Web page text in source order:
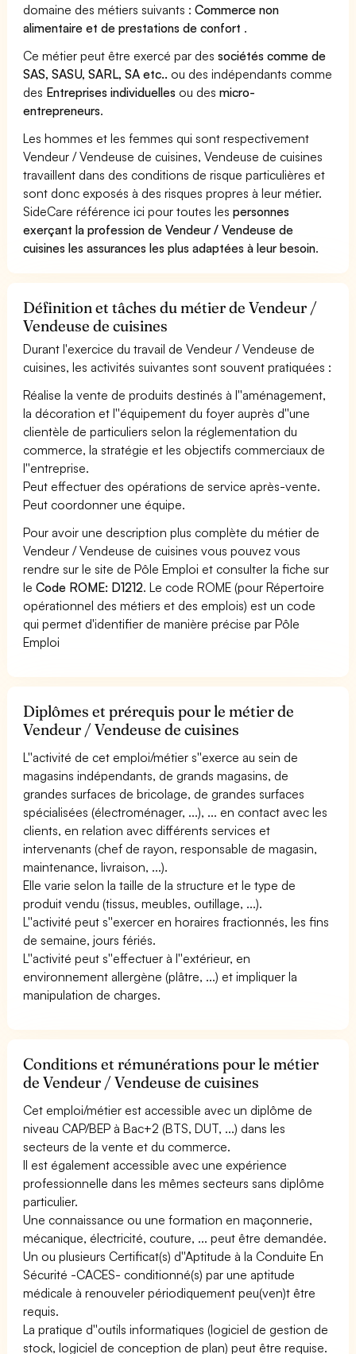
domaine des métiers suivants :Commerce non
alimentaire et de prestations de confort .
Ce métier peut être exercé par dessociétés comme de
SAS, SASU, SARL, SA etc.. ou des indépendants comme
des Entreprises individuelles ou desmicro-
entrepreneurs.
Les hommes et les femmes qui sont respectivement
Vendeur / Vendeuse de cuisines, Vendeuse de cuisines
travaillent dans des conditions de risque particulières et
sont donc exposés à des risques propres à leur métier.
SideCare référence ici pour toutes lespersonnes
exerçant la profession de Vendeur / Vendeuse de
cuisines les assurances les plus adaptées à leur besoin.
Définition et tâches du métier de Vendeur /
Vendeuse de cuisines
Durant l'exercice du travail de Vendeur / Vendeuse de
cuisines, les activités suivantes sont souvent pratiquées :
Réalise la vente de produits destinés à l''aménagement,
la décoration et l''équipement du foyer auprès d''une
clientèle de particuliers selon la réglementation du
commerce, la stratégie et les objectifs commerciaux de
l''entreprise.
Peut effectuer des opérations de service après-vente.
Peut coordonner une équipe.
Pour avoir une description plus complète du métier de
Vendeur / Vendeuse de cuisines vous pouvez vous
rendre sur le site de Pôle Emploi et consulter la fiche sur
leCode ROME: D1212. Le code ROME (pour Répertoire
opérationnel des métiers et des emplois) est un code
qui permet d'identifier de manière précise par Pôle
Emploi
Diplômes et prérequis pour le métier de
Vendeur / Vendeuse de cuisines
L''activité de cet emploi/métier s''exerce au sein de
magasins indépendants, de grands magasins, de
grandes surfaces de bricolage, de grandes surfaces
spécialisées (électroménager, ...), ... en contact avec les
clients, en relation avec différents services et
intervenants (chef de rayon, responsable de magasin,
maintenance, livraison, ...).
Elle varie selon la taille de la structure et le type de
produit vendu (tissus, meubles, outillage, ...).
L''activité peut s''exercer en horaires fractionnés, les fins
de semaine, jours fériés.
L''activité peut s''effectuer à l''extérieur, en
environnement allergène (plâtre, ...) et impliquer la
manipulation de charges.
Conditions et rémunérations pour le métier
de Vendeur / Vendeuse de cuisines
Cet emploi/métier est accessible avec un diplôme de
niveau CAP/BEP à Bac+2 (BTS, DUT, ...) dans les
secteurs de la vente et du commerce.
Il est également accessible avec une expérience
professionnelle dans les mêmes secteurs sans diplôme
particulier.
Une connaissance ou une formation en maçonnerie,
mécanique, électricité, couture, ... peut être demandée.
Un ou plusieurs Certificat(s) d''Aptitude à la Conduite En
Sécurité -CACES- conditionné(s) par une aptitude
médicale à renouveler périodiquement peu(ven)t être
requis.
La pratique d''outils informatiques (logiciel de gestion de
stock, logiciel de conception de plan) peut être requise.